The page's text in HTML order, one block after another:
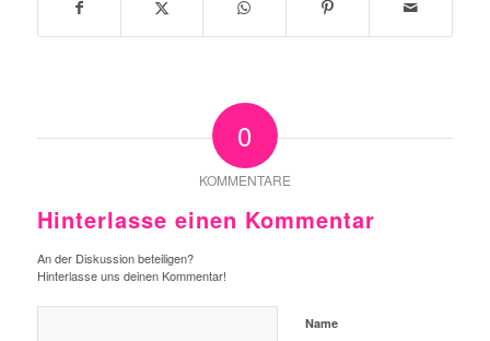
0
KOMMENTARE
Hinterlasse einen Kommentar
An der Diskussion beteiligen?
Hinterlasse uns deinen Kommentar!
Name